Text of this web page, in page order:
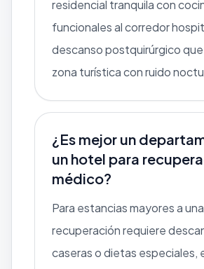
residencial tranquila con
funcionales al corredor
descanso postquirúrgico
zona turística con ruido
¿Es mejor un
un hotel para
médico?
Para estancias mayores a
recuperación requiere
caseras o dietas especiales,